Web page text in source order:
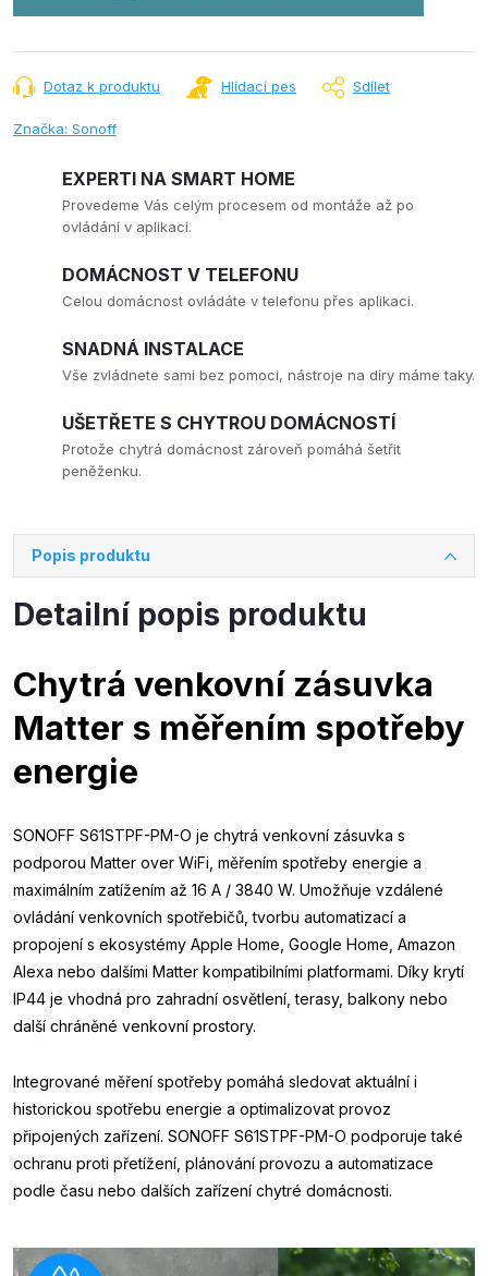
Dotaz k produktu Hlídací pes Sdílet
Značka: Sonoff
EXPERTI NA SMART HOME
Provedeme Vás celým procesem od montáže až po
ovládání v aplikaci.
DOMÁCNOST V TELEFONU
Celou domácnost ovládáte v telefonu přes aplikaci.
SNADNÁ INSTALACE
Vše zvládnete sami bez pomoci, nástroje na díry máme taky.
UŠETŘETE S CHYTROU DOMÁCNOSTÍ
Protože chytrá domácnost zároveň pomáhá šetřit
peněženku.
Popis produktu
Detailní popis produktu
Chytrá venkovní zásuvka
Matter s měřením spotřeby
energie
SONOFF S61STPF-PM-O je chytrá venkovní zásuvka s
podporou Matter over WiFi, měřením spotřeby energie a
maximálním zatížením až 16 A / 3840 W. Umožňuje vzdálené
ovládání venkovních spotřebičů, tvorbu automatizací a
propojení s ekosystémy Apple Home, Google Home, Amazon
Alexa nebo dalšími Matter kompatibilními platformami. Díky krytí
IP44 je vhodná pro zahradní osvětlení, terasy, balkony nebo
další chráněné venkovní prostory.
Integrované měření spotřeby pomáhá sledovat aktuální i
historickou spotřebu energie a optimalizovat provoz
připojených zařízení. SONOFF S61STPF-PM-O podporuje také
ochranu proti přetížení, plánování provozu a automatizace
podle času nebo dalších zařízení chytré domácnosti.